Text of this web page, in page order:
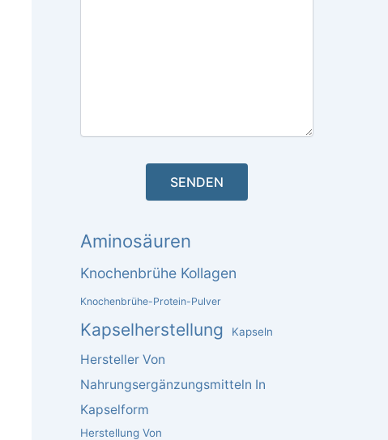
Aminosäuren
Knochenbrühe Kollagen
Knochenbrühe-Protein-Pulver
Kapselherstellung Kapseln
Hersteller Von
Nahrungsergänzungsmitteln In
Kapselform
Herstellung Von